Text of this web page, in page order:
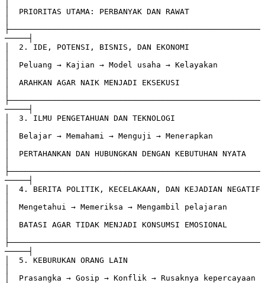
│  PRIORITAS UTAMA: PERBANYAK DAN RAWAT
├─────────────────────────────────────────────────────
─────┤
│  2. IDE, POTENSI, BISNIS, DAN EKONOMI
│  Peluang → Kajian → Model usaha → Kelayakan
│  ARAHKAN AGAR NAIK MENJADI EKSEKUSI
├─────────────────────────────────────────────────────
─────┤
│  3. ILMU PENGETAHUAN DAN TEKNOLOGI
│  Belajar → Memahami → Menguji → Menerapkan
│  PERTAHANKAN DAN HUBUNGKAN DENGAN KEBUTUHAN NYATA
├─────────────────────────────────────────────────────
─────┤
│  4. BERITA POLITIK, KECELAKAAN, DAN KEJADIAN NEGATIF
│  Mengetahui → Memeriksa → Mengambil pelajaran
│  BATASI AGAR TIDAK MENJADI KONSUMSI EMOSIONAL
├─────────────────────────────────────────────────────
─────┤
│  5. KEBURUKAN ORANG LAIN
│  Prasangka → Gosip → Konflik → Rusaknya kepercayaan